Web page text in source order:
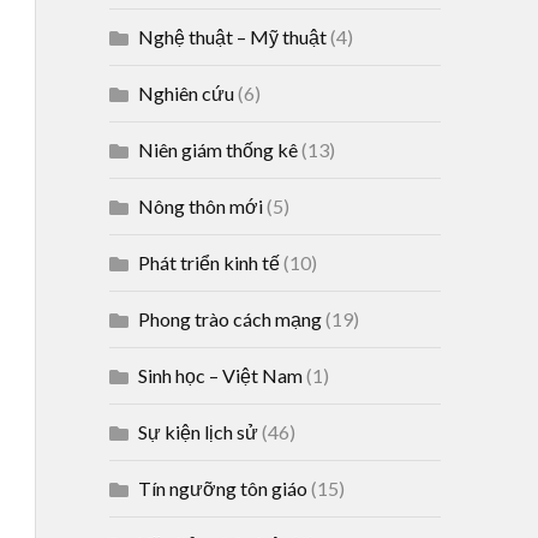
Nghệ thuật – Mỹ thuật(4)
Nghiên cứu(6)
Niên giám thống kê(13)
Nông thôn mới(5)
Phát triển kinh tế(10)
Phong trào cách mạng(19)
Sinh học – Việt Nam(1)
Sự kiện lịch sử(46)
Tín ngưỡng tôn giáo (15)